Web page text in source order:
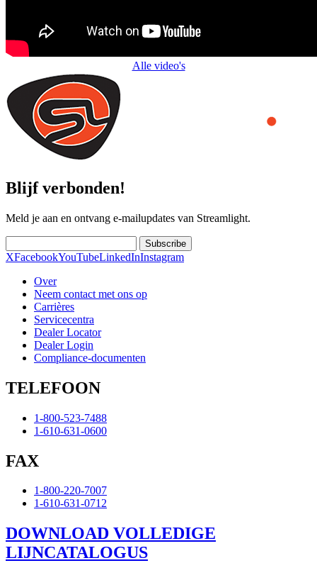
Alle video's
Blijf verbonden!
Meld je aan en ontvang e-mailupdates van Streamlight.
Subscribe
XFacebookYouTubeLinkedInInstagram
Over
Neem contact met ons op
Carrières
Servicecentra
Dealer Locator
Dealer Login
Compliance-documenten
TELEFOON
1-800-523-7488
1-610-631-0600
FAX
1-800-220-7007
1-610-631-0712
DOWNLOAD VOLLEDIGE
LIJNCATALOGUS